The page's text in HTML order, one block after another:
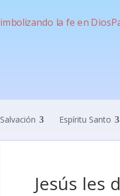
Salvación Espíritu Santo
Jesús les